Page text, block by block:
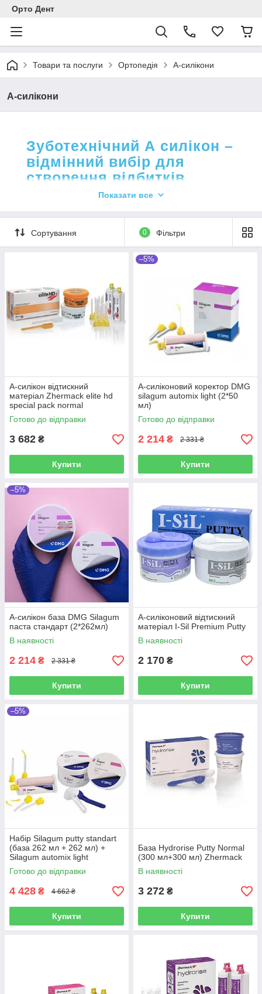
Орто Дент
Товари та послуги Ортопедія А-силікони
А-силікони
Зуботехнічний А силікон –
відмінний вибір для
створення відбитків
знижки від обсягу замовлення!
А силікон - стоматологічні матеріали,
які мають великий попит
А-Силікон ZHERMACK ELITE HD
SPECIAL PACK NORMAL
Помаранчевий колір, підходить для
виготовлення знімних та незнімних протезів.
Матеріал міцний на розрив, стійкий до
Набір SILAGUM PUTTY
Якісний матеріал, який використовується для
створення відбитків щелепи. Маса має гарну
Показати все
Сортування 0 Фільтри
А-силікон відтискний
матеріал Zhermack elite hd
special pack normal
Готово до відправки
3 682 ₴
Купити
–5%
А-силіконовий коректор DMG
silagum automix light (2*50
мл)
Готово до відправки
2 214 ₴ 2 331 ₴
Купити
–5%
А-силікон база DMG Silagum
паста стандарт (2*262мл)
В наявності
2 214 ₴ 2 331 ₴
Купити
А-силіконовий відтискний
матеріал I-Sil Premium Putty
В наявності
2 170 ₴
Купити
–5%
Набір Silagum putty standart
(база 262 мл + 262 мл) +
Silagum automix light
(коректор 50 мл + 50 мл)
Готово до відправки
4 428 ₴ 4 662 ₴
Купити
База Hydrorise Putty Normal
(300 мл+300 мл) Zhermack
В наявності
3 272 ₴
Купити